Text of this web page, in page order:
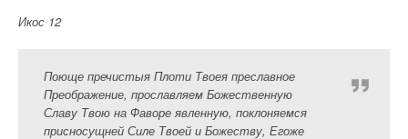
Икос 12
Поюще пречистыя Плоти Твоея преславное
Преображение, прославляем Божественную
Славу Твою на Фаворе явленную, поклоняемся
присносущней Силе Твоей и Божеству, Егоже